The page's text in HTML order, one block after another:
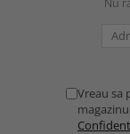
Vreau sa